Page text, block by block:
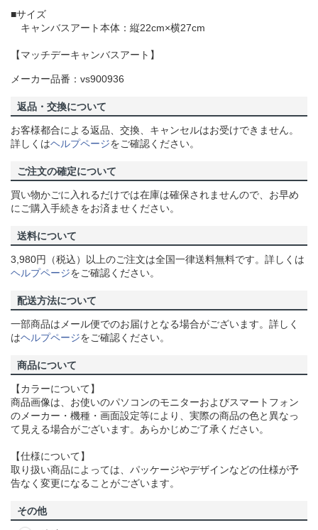
■サイズ
キャンバスアート本体：縦22cm×横27cm
【マッチデーキャンバスアート】
メーカー品番：vs900936
返品・交換について
お客様都合による返品、交換、キャンセルはお受けできません。
詳しくはヘルプページをご確認ください。
ご注文の確定について
買い物かごに入れるだけでは在庫は確保されませんので、お早め
にご購入手続きをお済ませください。
送料について
3,980円（税込）以上のご注文は全国一律送料無料です。詳しくは
ヘルプページをご確認ください。
配送方法について
一部商品はメール便でのお届けとなる場合がございます。詳しく
はヘルプページをご確認ください。
商品について
【カラーについて】
商品画像は、お使いのパソコンのモニターおよびスマートフォン
のメーカー・機種・画面設定等により、実際の商品の色と異なっ
て見える場合がございます。あらかじめご了承ください。
【仕様について】
取り扱い商品によっては、パッケージやデザインなどの仕様が予
告なく変更になることがございます。
その他